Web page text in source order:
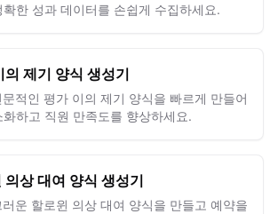
한 성과 데이터를 손쉽게 수집하세요.
제기 양식 생성기
적인 평가 이의 제기 양식을 빠르게 만들어
하고 직원 만족도를 향상하세요.
상 대여 양식 생성기
운 할로윈 의상 대여 양식을 만들고 예약을